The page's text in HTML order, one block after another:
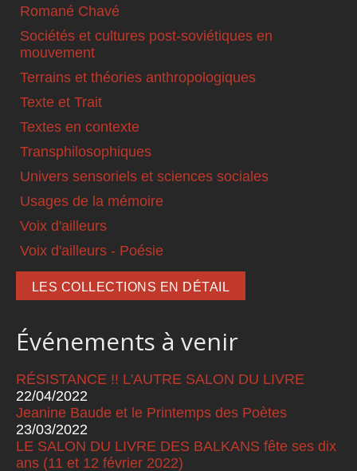
Romané Chavé
Sociétés et cultures post-soviétiques en
mouvement
Terrains et théories anthropologiques
Texte et Trait
Textes en contexte
Transphilosophiques
Univers sensoriels et sciences sociales
Usages de la mémoire
Voix d'ailleurs
Voix d'ailleurs - Poésie
LES COLLECTIONS EN DÉTAIL
Événements à venir
RÉSISTANCE !! L'AUTRE SALON DU LIVRE
22/04/2022
Jeanine Baude et le Printemps des Poètes
23/03/2022
LE SALON DU LIVRE DES BALKANS fête ses dix
ans (11 et 12 février 2022)